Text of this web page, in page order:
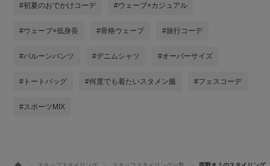
#初夏のおでかけコーデ #ウェーブ×カジュアル
#ウェーブ×低身長 #骨格ウェーブ #旅行コーデ
#バルーンパンツ #デニムシャツ #オーバーサイズ
#トートバッグ #何度でも着たいスタメン服 #フェスコーデ
#スポーツMIX